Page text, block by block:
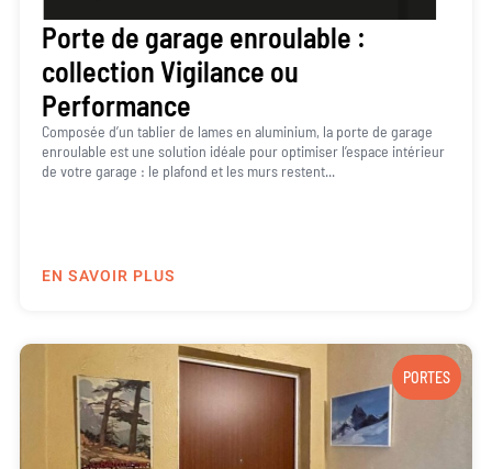
Porte de garage enroulable :
collection Vigilance ou
Performance
Composée d’un tablier de lames en aluminium, la porte de garage
enroulable est une solution idéale pour optimiser l’espace intérieur
de votre garage : le plafond et les murs restent...
EN SAVOIR PLUS
PORTES